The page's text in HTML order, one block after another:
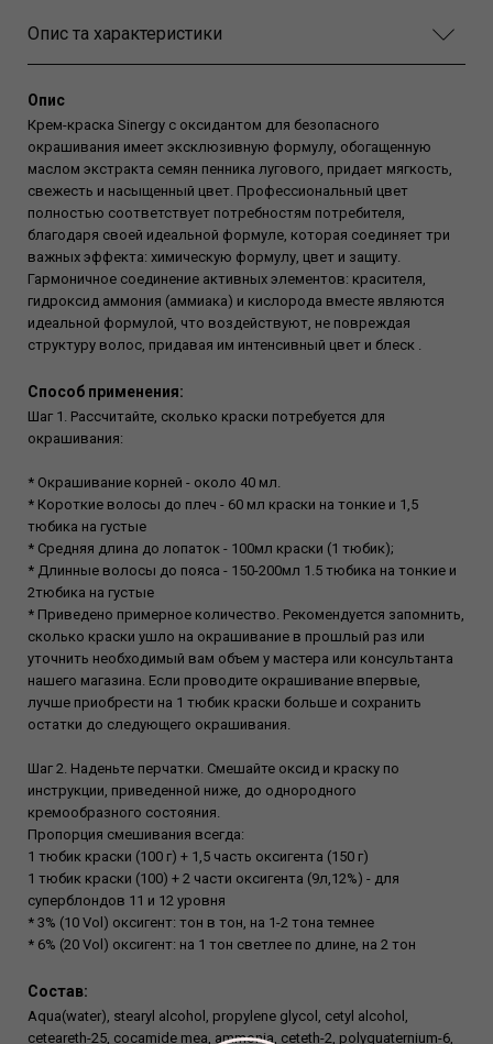
Опис та характеристики
Опис
Крем-краска Sinergy с оксидантом для безопасного
окрашивания имеет эксклюзивную формулу, обогащенную
маслом экстракта семян пенника лугового, придает мягкость,
свежесть и насыщенный цвет. Профессиональный цвет
полностью соответствует потребностям потребителя,
благодаря своей идеальной формуле, которая соединяет три
важных эффекта: химическую формулу, цвет и защиту.
Гармоничное соединение активных элементов: красителя,
гидроксид аммония (аммиака) и кислорода вместе являются
идеальной формулой, что воздействуют, не повреждая
структуру волос, придавая им интенсивный цвет и блеск .
Способ применения:
Шаг 1. Рассчитайте, сколько краски потребуется для
окрашивания:
* Окрашивание корней - около 40 мл.
* Короткие волосы до плеч - 60 мл краски на тонкие и 1,5
тюбика на густые
* Средняя длина до лопаток - 100мл краски (1 тюбик);
* Длинные волосы до пояса - 150-200мл 1.5 тюбика на тонкие и
2тюбика на густые
* Приведено примерное количество. Рекомендуется запомнить,
сколько краски ушло на окрашивание в прошлый раз или
уточнить необходимый вам объем у мастера или консультанта
нашего магазина. Если проводите окрашивание впервые,
лучше приобрести на 1 тюбик краски больше и сохранить
остатки до следующего окрашивания.
Шаг 2. Наденьте перчатки. Смешайте оксид и краску по
инструкции, приведенной ниже, до однородного
кремообразного состояния.
Пропорция смешивания всегда:
1 тюбик краски (100 г) + 1,5 часть оксигента (150 г)
1 тюбик краски (100) + 2 части оксигента (9л,12%) - для
суперблондов 11 и 12 уровня
* 3% (10 Vol) оксигент: тон в тон, на 1-2 тона темнее
* 6% (20 Vol) оксигент: на 1 тон светлее по длине, на 2 тон
Состав:
Aqua(water), stearyl alcohol, propylene glycol, cetyl alcohol,
ceteareth-25, cocamide mea, ammonia, ceteth-2, polyquaternium-6,